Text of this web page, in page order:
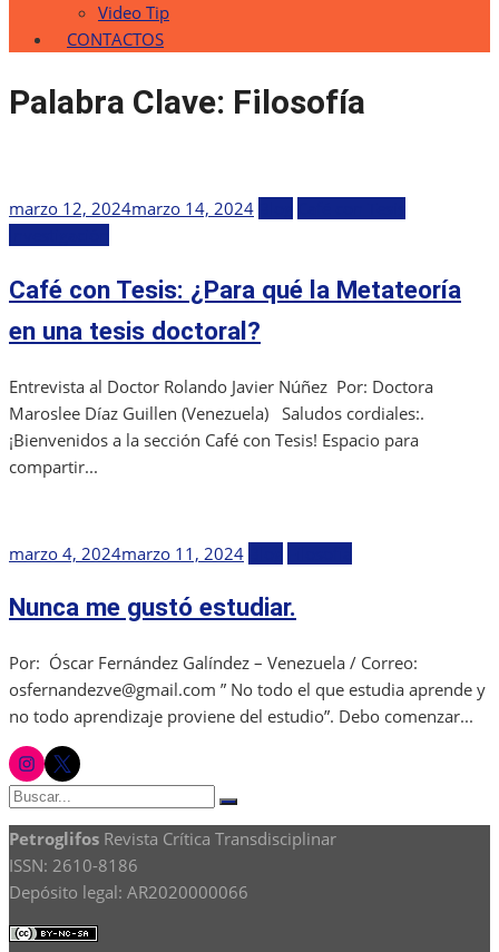
Video Tip
CONTACTOS
Palabra Clave: Filosofía
Publicada
marzo 12, 2024marzo 14, 2024
Café con Tesis: ¿Para qué la Metateoría
en una tesis doctoral?
Entrevista al Doctor Rolando Javier Núñez Por: Doctora
Maroslee Díaz Guillen (Venezuela) Saludos cordiales:.
¡Bienvenidos a la sección Café con Tesis! Espacio para
compartir...
Publicada
marzo 4, 2024marzo 11, 2024
Nunca me gustó estudiar.
Por: Óscar Fernández Galíndez – Venezuela / Correo:
osfernandezve@gmail.com ” No todo el que estudia aprende y
no todo aprendizaje proviene del estudio”. Debo comenzar...
instagram
twitter
Buscar:
Buscar
Petroglifos Revista Crítica Transdisciplinar
ISSN: 2610-8186
Depósito legal: AR2020000066